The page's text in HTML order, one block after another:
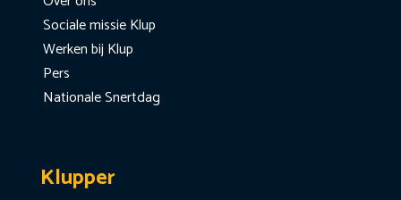
Sociale missie Klup
Werken bij Klup
Pers
Nationale Snertdag
Klupper